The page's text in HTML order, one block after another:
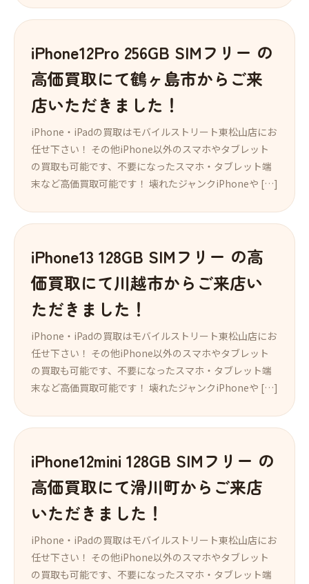
iPhone12Pro 256GB SIMフリー の
高価買取にて鶴ヶ島市からご来
店いただきました！
iPhone・iPadの買取はモバイルストリート東松山店にお
任せ下さい！ その他iPhone以外のスマホやタブレット
の買取も可能です、不要になったスマホ・タブレット端
末など高価買取可能です！ 壊れたジャンクiPhoneや […]
iPhone13 128GB SIMフリー の高
価買取にて川越市からご来店い
ただきました！
iPhone・iPadの買取はモバイルストリート東松山店にお
任せ下さい！ その他iPhone以外のスマホやタブレット
の買取も可能です、不要になったスマホ・タブレット端
末など高価買取可能です！ 壊れたジャンクiPhoneや […]
iPhone12mini 128GB SIMフリー の
高価買取にて滑川町からご来店
いただきました！
iPhone・iPadの買取はモバイルストリート東松山店にお
任せ下さい！ その他iPhone以外のスマホやタブレット
の買取も可能です、不要になったスマホ・タブレット端